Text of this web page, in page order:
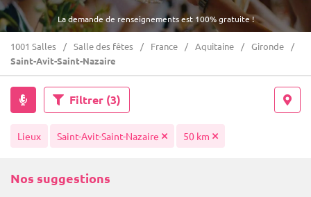
La demande de renseignements est 100% gratuite !
1001 Salles Salle des fêtes France Aquitaine
Gironde
Saint-Avit-Saint-Nazaire
Filtrer (3)
Lieux Saint-Avit-Saint-Nazaire 50 km
Nos suggestions